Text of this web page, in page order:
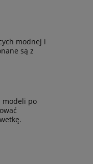
modnej i
są z
modeli po